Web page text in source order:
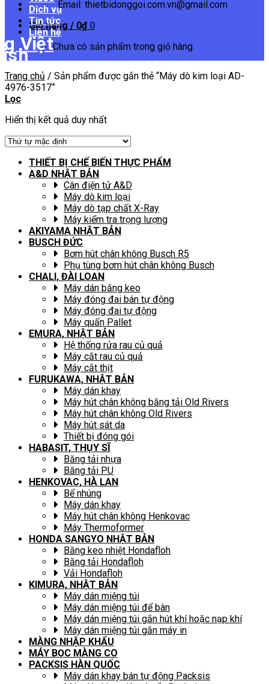
Email: thietbidonggoi.com.vn@gmail.com
Giỏ hàng / 0₫ 0
Chưa có sản phẩm trong giỏ hàng.
Dịch vụ
Tin tức
Liên hệ
Trang chủ / Sản phẩm được gắn thẻ “Máy dò kim loại AD-
4976-3517”
Lọc
Hiển thị kết quả duy nhất
THIẾT BỊ CHẾ BIẾN THỰC PHẨM
A&D NHẬT BẢN
Cân điện tử A&D
Máy dò kim loại
Máy dò tạp chất X-Ray
Máy kiểm tra trọng lượng
AKIYAMA NHẬT BẢN
BUSCH ĐỨC
Bơm hút chân không Busch R5
Phụ tùng bơm hút chân không Busch
CHALI, ĐÀI LOAN
Máy dán băng keo
Máy đóng đai bán tự động
Máy đóng đai tự động
Máy quấn Pallet
EMURA, NHẬT BẢN
Hệ thống rửa rau củ quả
Máy cắt rau củ quả
Máy cắt thịt
FURUKAWA, NHẬT BẢN
Máy dán khay
Máy hút chân không băng tải Old Rivers
Máy hút chân không Old Rivers
Máy hút sát da
Thiết bị đóng gói
HABASIT, THỤY SĨ
Băng tải nhựa
Băng tải PU
HENKOVAC, HÀ LAN
Bể nhúng
Máy dán khay
Máy hút chân không Henkovac
Máy Thermoformer
HONDA SANGYO NHẬT BẢN
Băng keo nhiệt Hondafloh
Băng tải Hondafloh
Vải Hondafloh
KIMURA, NHẬT BẢN
Máy dán miệng túi
Máy dán miệng túi để bàn
Máy dán miệng túi gắn hút khí hoặc nạp khí
Máy dán miệng túi gắn máy in
MÀNG NHẬP KHẨU
MÁY BỌC MÀNG CO
PACKSIS HÀN QUỐC
Máy dán khay bán tự động Packsis